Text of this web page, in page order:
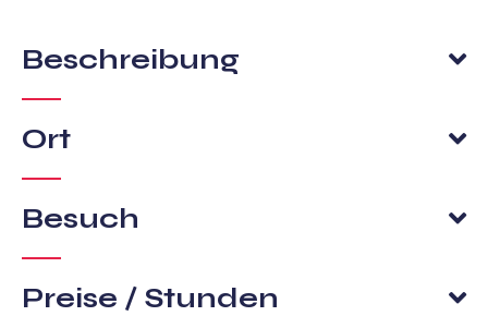
Beschreibung
Ort
Besuch
Preise / Stunden